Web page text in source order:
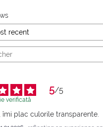
5/5
verificată
îmi plac culorile transparente.